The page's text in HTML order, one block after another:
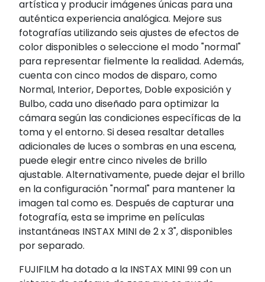
artística y producir imágenes únicas para una
auténtica experiencia analógica. Mejore sus
fotografías utilizando seis ajustes de efectos de
color disponibles o seleccione el modo "normal"
para representar fielmente la realidad. Además,
cuenta con cinco modos de disparo, como
Normal, Interior, Deportes, Doble exposición y
Bulbo, cada uno diseñado para optimizar la
cámara según las condiciones específicas de la
toma y el entorno. Si desea resaltar detalles
adicionales de luces o sombras en una escena,
puede elegir entre cinco niveles de brillo
ajustable. Alternativamente, puede dejar el brillo
en la configuración "normal" para mantener la
imagen tal como es. Después de capturar una
fotografía, esta se imprime en películas
instantáneas INSTAX MINI de 2 x 3", disponibles
por separado.
FUJIFILM ha dotado a la INSTAX MINI 99 con un